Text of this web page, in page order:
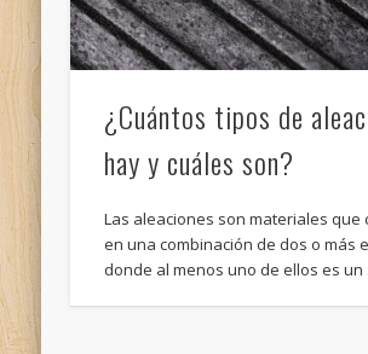
¿Cuántos tipos de
hay y cuáles son?
Las aleaciones son materiales que
en una combinación de dos o más
donde al menos uno de ellos es